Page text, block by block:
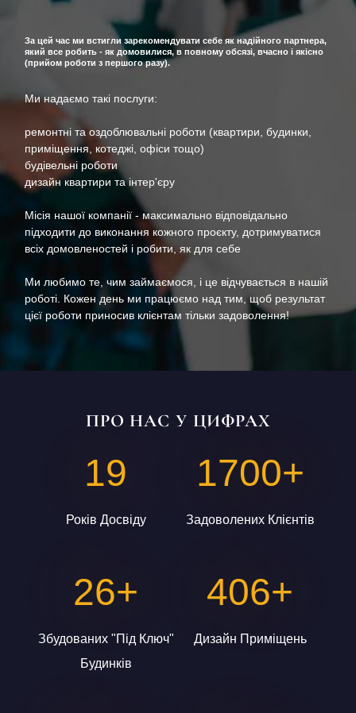
+380671500551
За цей час ми встигли зарекомендувати себе як надійного партнера,
який все робить - як домовилися, в повному обсязі, вчасно і якісно
(прийом роботи з першого разу).
Ми надаємо такі послуги:
ремонтні та оздоблювальні роботи (квартири, будинки,
приміщення, котеджі, офіси тощо)
будівельні роботи
дизайн квартири та інтер'єру
Місія нашої компанії - максимально відповідально
підходити до виконання кожного проєкту, дотримуватися
всіх домовленостей і робити, як для себе
Ми любимо те, чим займаємося, і це відчувається в нашій
роботі. Кожен день ми працюємо над тим, щоб результат
цієї роботи приносив клієнтам тільки задоволення!
ПРО НАС У ЦИФРАХ
19
Років Досвіду
1700+
Задоволених Клієнтів
26+
Збудованих "під Ключ"
Будинків
406+
Дизайн Приміщень